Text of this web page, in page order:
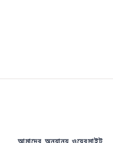
আমাদের অন্যান্য ওয়েবসাইট